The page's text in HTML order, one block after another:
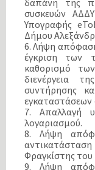
δαπάνη της
συσκευών
Υπογραφής
Δήμου
6. Λήψη
έγκριση των
καθορισμό
διενέργεια
συντήρησης
εγκαταστάσεων
7. Απαλλαγή
λογαριασμού.
8. Λήψη
αντικατάσταση
Φραγκίστης του
9. Λήψη